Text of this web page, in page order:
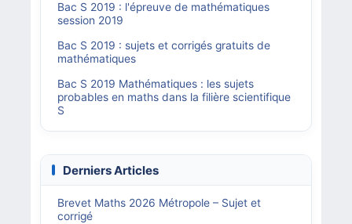
Bac S 2019 : l'épreuve de mathématiques
session 2019
Bac S 2019 : sujets et corrigés gratuits de
mathématiques
Bac S 2019 Mathématiques : les sujets
probables en maths dans la filière scientifique
S
Derniers Articles
Brevet Maths 2026 Métropole – Sujet et
corrigé